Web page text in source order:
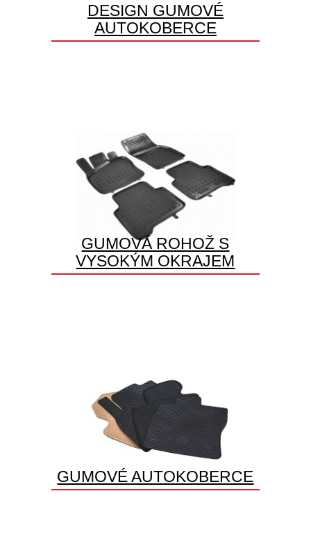
DESIGN GUMOVÉ
AUTOKOBERCE
GUMOVÁ ROHOŽ S
VYSOKÝM OKRAJEM
GUMOVÉ AUTOKOBERCE